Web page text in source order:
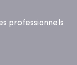
professionnels